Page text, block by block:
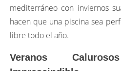
mediterráneo con inviernos
hacen que una piscina sea
libre todo el año.
Veranos